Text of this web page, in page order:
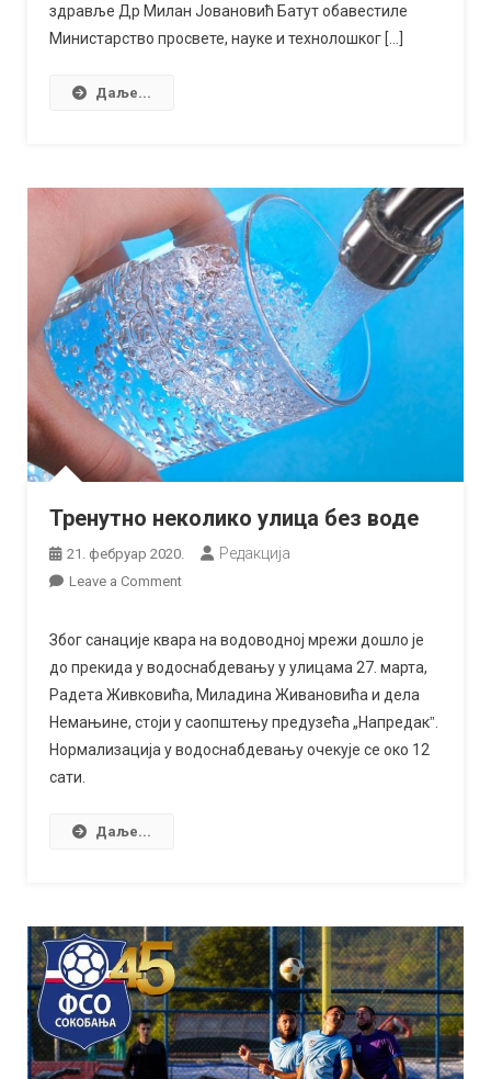
здравље Др Милан Јовановић Батут обавестиле
Министарство просвете, науке и технолошког […]
Даље...
Тренутно неколико улица без воде
21. фебруар 2020. Редакција
Leave a Commenton
улица
воде
Због санације квара на водоводној мрежи дошло је
до прекида у водоснабдевању у улицама 27. марта,
Радета Живковића, Миладина Живановића и дела
Немањине, стоји у саопштењу предузећа „Напредакˮ.
Нормализација у водоснабдевању очекује се око 12
сати.
Даље...